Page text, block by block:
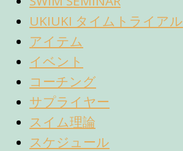
UKIUKI タイムトライアル
アイテム
イベント
コーチング
サプライヤー
スイム理論
スケジュール